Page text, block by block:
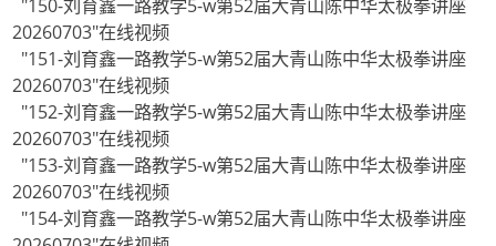
"150-刘育鑫一路教学5-w第52届大青山陈中华太极拳讲座
20260703"在线视频
"151-刘育鑫一路教学5-w第52届大青山陈中华太极拳讲座
20260703"在线视频
"152-刘育鑫一路教学5-w第52届大青山陈中华太极拳讲座
20260703"在线视频
"153-刘育鑫一路教学5-w第52届大青山陈中华太极拳讲座
20260703"在线视频
"154-刘育鑫一路教学5-w第52届大青山陈中华太极拳讲座